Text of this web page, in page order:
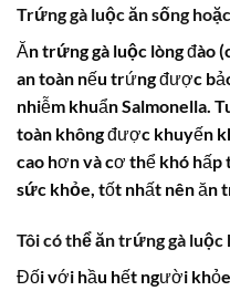
Trứng gà luộc ăn sống
Ăntrứng gà luộc lòng đào
an toàn nếu trứng được
nhiễm khuẩn Salmonella.
toàn không được khuyến
cao hơn và cơ thể khó hấp
sức khỏe, tốt nhất nên ăn
Tôi có thể ăn trứng gà luộc
Đối với hầu hết người